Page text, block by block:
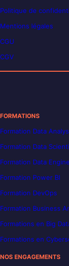
Politique de
Mentions légales
CGU
CGV
FORMATIONS
Formation Data
Formation Data
Formation Data
Formation Power BI
Formation DevOps
Formation Business
Formations en Big
Formations en
NOS ENGAGEMENTS